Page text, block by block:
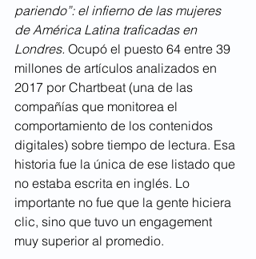
pariendo”: el infierno de las mujeres
de América Latina traficadas en
Londres. Ocupó el puesto 64 entre 39
millones de artículos analizados en
2017 por Chartbeat (una de las
compañías que monitorea el
comportamiento de los contenidos
digitales) sobre tiempo de lectura. Esa
historia fue la única de ese listado que
no estaba escrita en inglés. Lo
importante no fue que la gente hiciera
clic, sino que tuvo un engagement
muy superior al promedio.